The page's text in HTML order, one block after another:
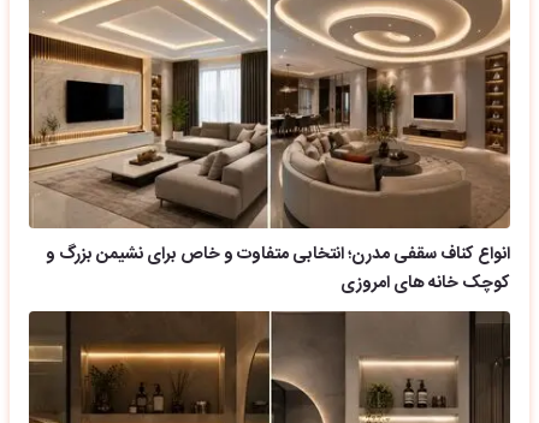
انواع کناف سقفی مدرن؛ انتخابی متفاوت و خاص برای نشیمن بزرگ و
کوچک خانه های امروزی